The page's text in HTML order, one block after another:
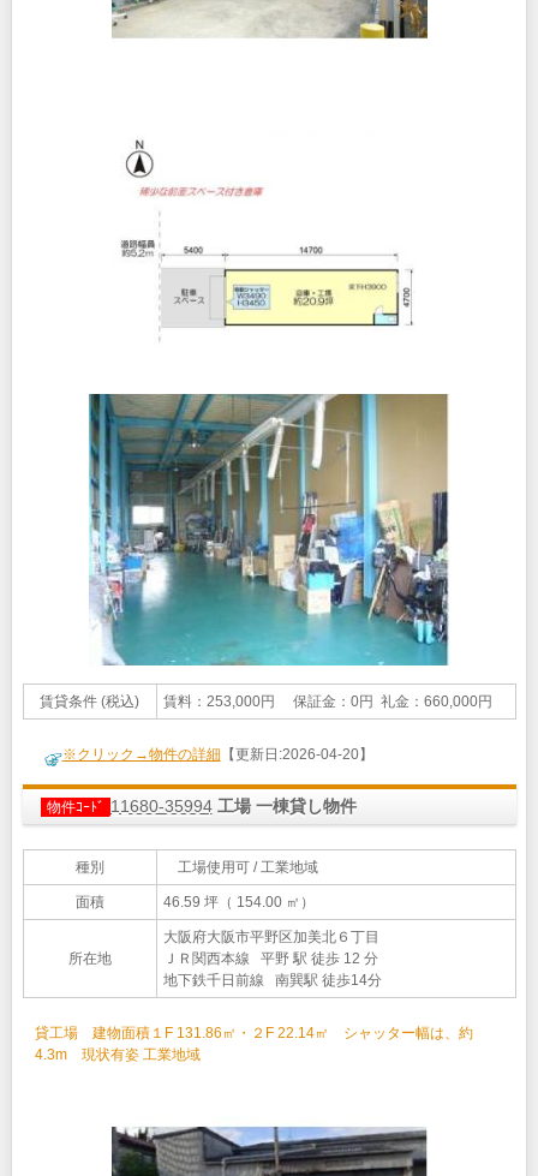
賃貸条件 (税込) 賃料：253,000円 保証金：0円 礼金：660,000円
※クリック→物件の詳細 【更新日:2026-04-20】
物件ｺｰﾄﾞ 11680-35994 工場 一棟貸し物件
種別 工場使用可 / 工業地域
面積 46.59 坪（ 154.00 ㎡）
所在地
大阪府大阪市平野区加美北６丁目
ＪＲ関西本線 平野 駅 徒歩 12 分
地下鉄千日前線 南巽駅 徒歩14分
貸工場 建物面積１F 131.86㎡・２F 22.14㎡ シャッター幅は、約
4.3m 現状有姿 工業地域